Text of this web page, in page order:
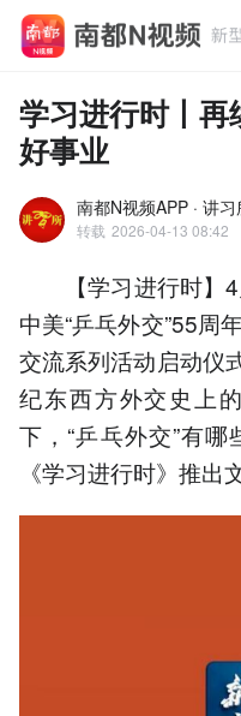
学习进行时丨
好事业
南都N视频APP · 讲习
转载 2026-04-13 08:42
【学习进行时】4
中美“乒乓外交”55周
交流系列活动启动仪
纪东西方外交史上
下，“乒乓外交”有
《学习进行时》推出